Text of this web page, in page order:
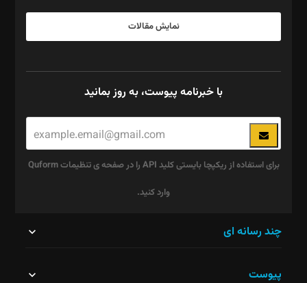
نمایش مقالات
با خبرنامه پیوست، به روز بمانید
برای استفاده از ریکپچا بایستی کلید API را در صفحه ی تنظیمات Quform
وارد کنید.
نباید
چند رسانه ای
پیوست